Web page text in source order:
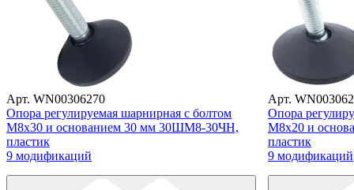
Арт. WN00306270
Опора регулируемая шарнирная с болтом
М8х30 и основанием 30 мм 30ШМ8-30ЧН,
пластик
9 модификаций
Арт.
Опора
М8х20 и
пластик
9 модификаций